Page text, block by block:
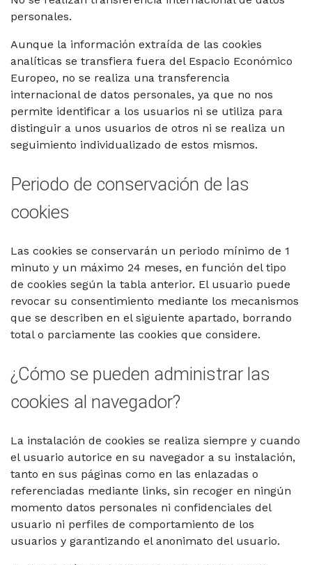
personales.
Aunque la información extraída de las cookies
analíticas se transfiera fuera del Espacio Económico
Europeo, no se realiza una transferencia
internacional de datos personales, ya que no nos
permite identificar a los usuarios ni se utiliza para
distinguir a unos usuarios de otros ni se realiza un
seguimiento individualizado de estos mismos.
Periodo de conservación de las
cookies
Las cookies se conservarán un periodo mínimo de 1
minuto y un máximo 24 meses, en función del tipo
de cookies según la tabla anterior. El usuario puede
revocar su consentimiento mediante los mecanismos
que se describen en el siguiente apartado, borrando
total o parciamente las cookies que considere.
¿Cómo se pueden administrar las
cookies al navegador?
La instalación de cookies se realiza siempre y cuando
el usuario autorice en su navegador a su instalación,
tanto en sus páginas como en las enlazadas o
referenciadas mediante links, sin recoger en ningún
momento datos personales ni confidenciales del
usuario ni perfiles de comportamiento de los
usuarios y garantizando el anonimato del usuario.